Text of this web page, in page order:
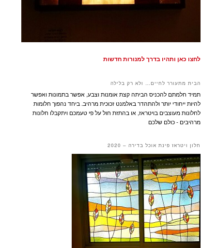
לחצו כאן ותהיו בדרך למנורות חדשות
הבית מתעורר לחיים… ולא רק בלילה
תמיד חלמתם להכניס הביתה קצת אומנות וצבע, אפשר בתמונות ואפשר
להיות ייחודי יותר ולהתהדר באלמנט זכוכית מרהיב. ביחד נהפוך חלומות
לחלונות מעוצבים בויטראז, או בהתזת חול על פי טעמכם ויתקבלו חלונות
מרהיבים - כולם שלכם
חלון ויטראז פינת אוכל בדירה – 2020